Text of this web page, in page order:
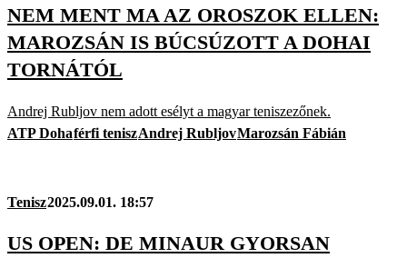
NEM MENT MA AZ OROSZOK ELLEN:
MAROZSÁN IS BÚCSÚZOTT A DOHAI
TORNÁTÓL
Andrej Rubljov nem adott esélyt a magyar teniszezőnek.
ATP Dohaférfi teniszAndrej RubljovMarozsán Fábián
Tenisz2025.09.01. 18:57
US OPEN: DE MINAUR GYORSAN